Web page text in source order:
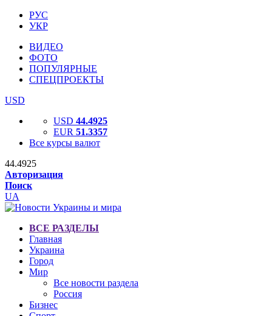
РУС
УКР
ВИДЕО
ФОТО
ПОПУЛЯРНЫЕ
СПЕЦПРОЕКТЫ
USD
USD 44.4925
EUR 51.3357
Все курсы валют
44.4925
Авторизация
Поиск
UA
ВСЕ РАЗДЕЛЫ
Главная
Украина
Город
Мир
Все новости раздела
Россия
Бизнес